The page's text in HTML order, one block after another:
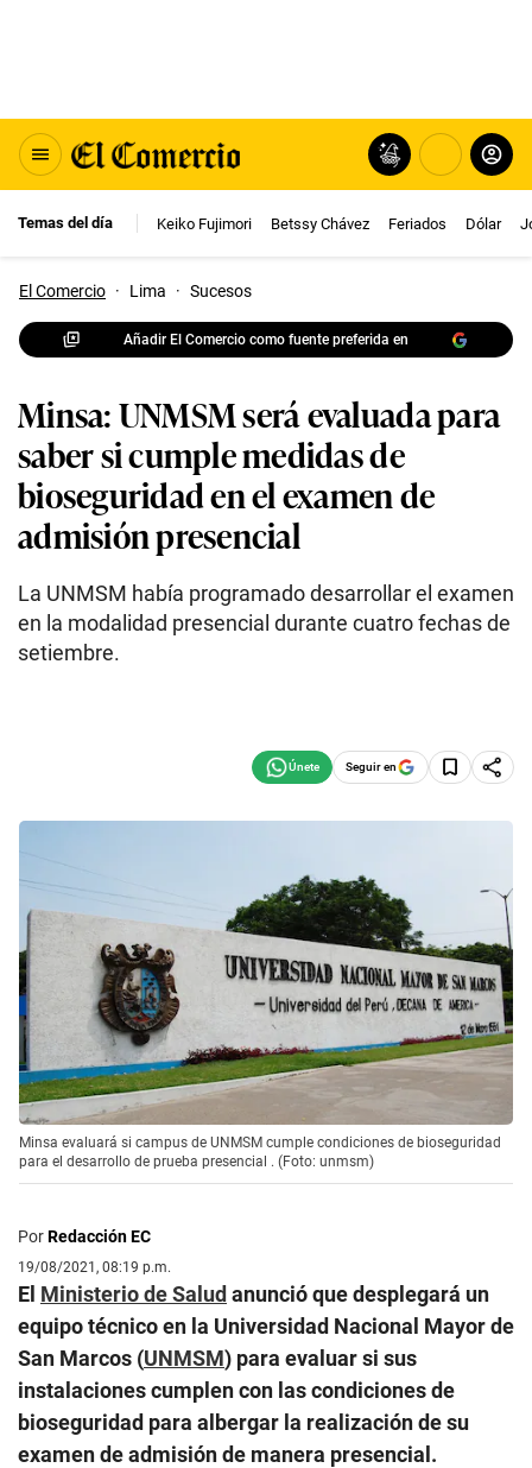
Temas del día Keiko Fujimori Betssy Chávez Feriados Dólar
El Comercio · Lima · Sucesos
Añadir El Comercio como fuente preferida en
Minsa: UNMSM será evaluada para
saber si cumple medidas de
bioseguridad en el examen de
admisión presencial
La UNMSM había programado desarrollar el examen
en la modalidad presencial durante cuatro fechas de
setiembre.
Seguir en
Minsa evaluará si campus de UNMSM cumple condiciones de bioseguridad
para el desarrollo de prueba presencial . (Foto: unmsm)
PorRedacción EC
19/08/2021, 08:19 p.m.
El Ministerio de Saludanunció que desplegará un
equipo técnico en la Universidad Nacional Mayor de
San Marcos (UNMSM) para evaluar si sus
instalaciones cumplen con las condiciones de
bioseguridad para albergar la realización de su
examen de admisión de manera presencial.